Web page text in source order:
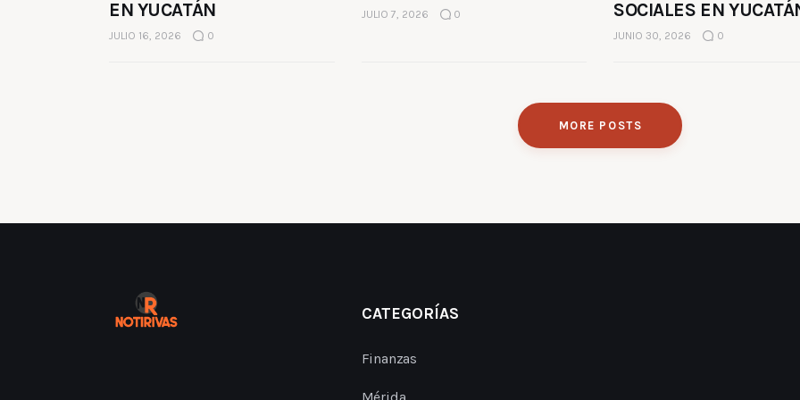
EN YUCATÁN
JULIO 16, 2026 0
JULIO 7, 2026 0
SOCIALES EN
JUNIO 30, 2026 0
MORE POSTS
CATEGORÍAS
Finanzas